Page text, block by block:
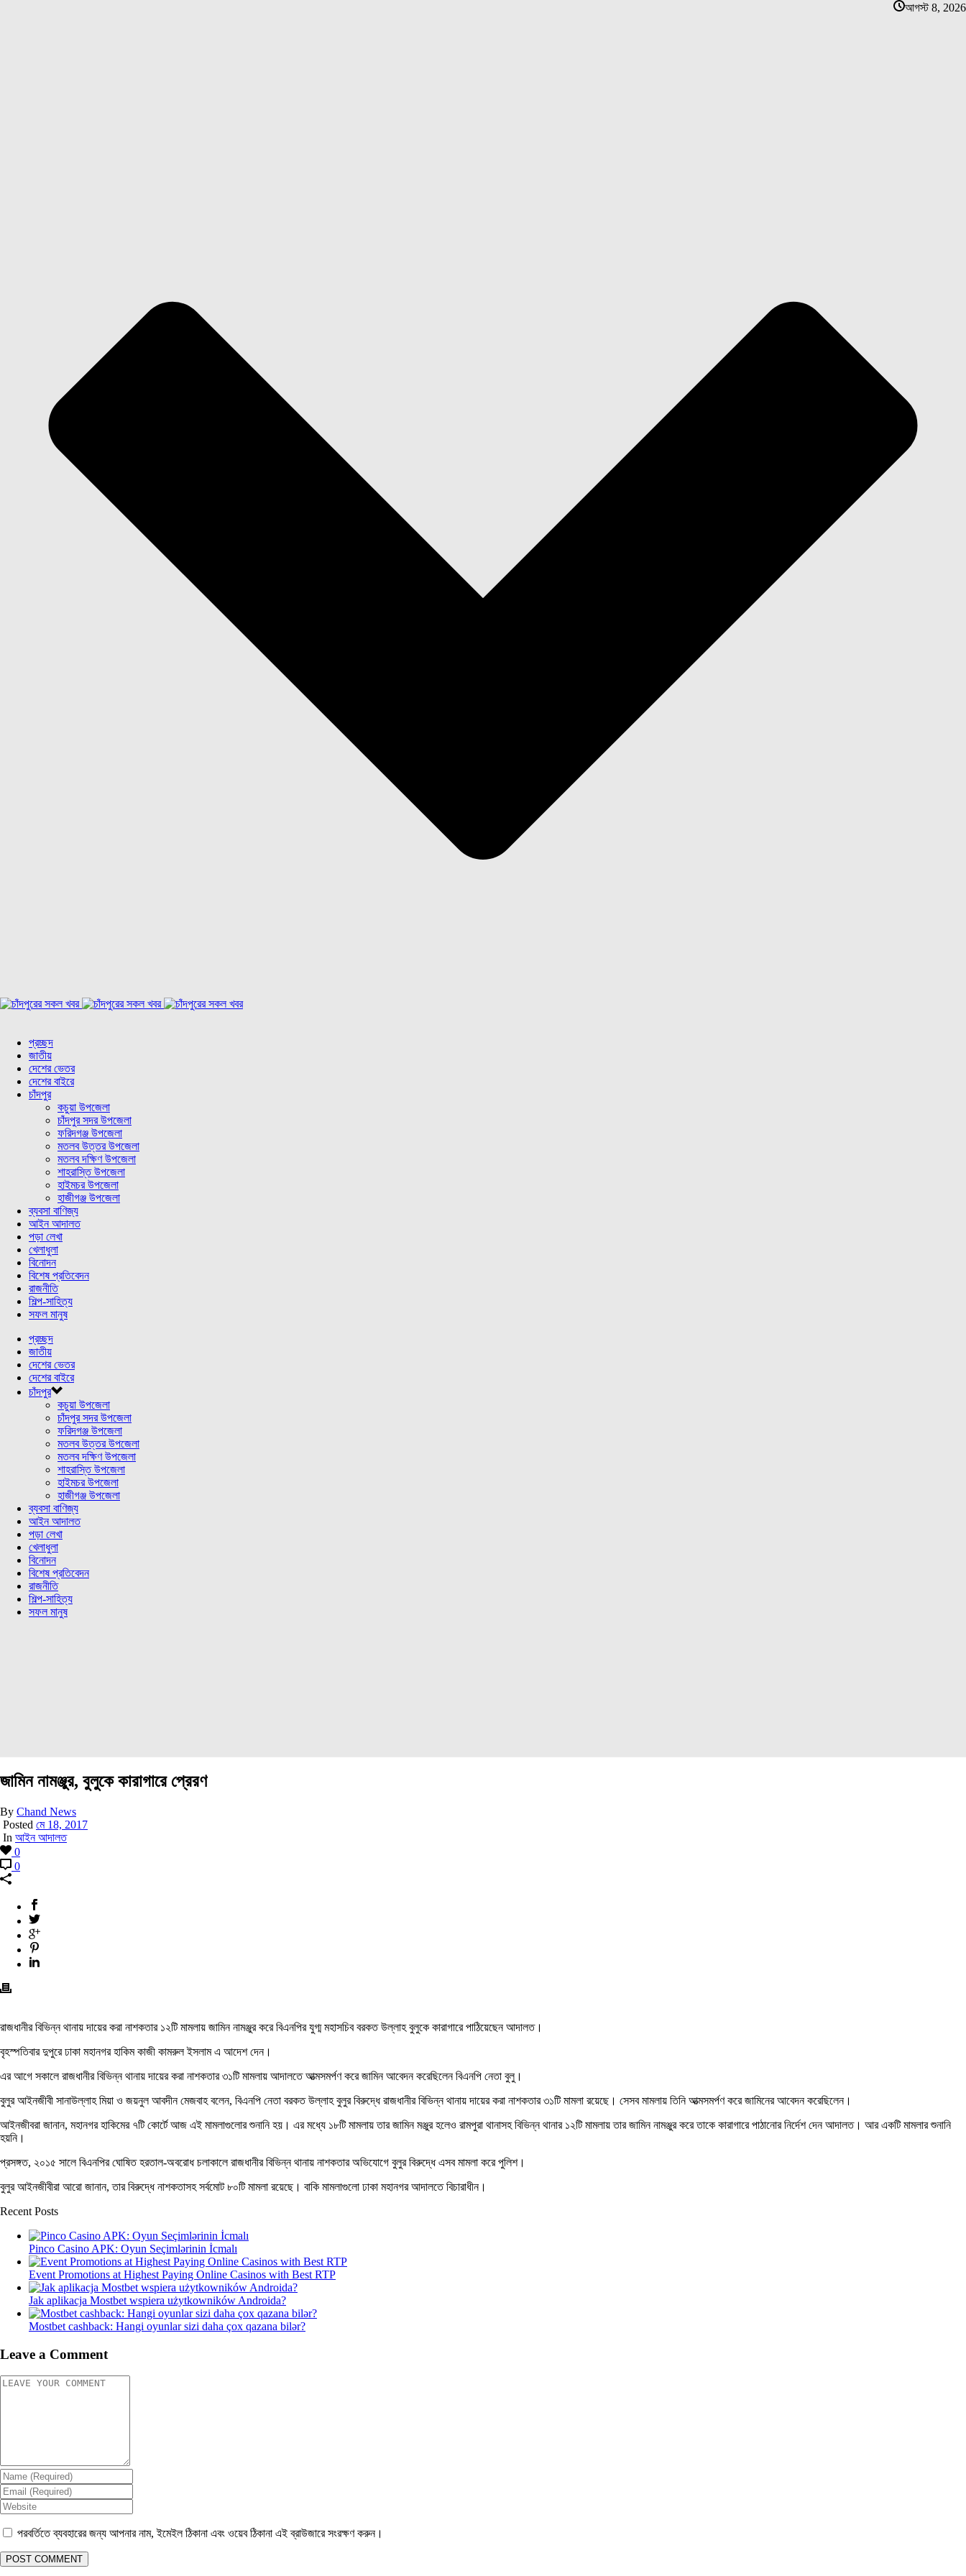
আগস্ট 8, 2026
প্রচ্ছদ
জাতীয়
দেশের ভেতর
দেশের বাইরে
চাঁদপুর
কচুয়া উপজেলা
চাঁদপুর সদর উপজেলা
ফরিদগঞ্জ উপজেলা
মতলব উত্তর উপজেলা
মতলব দক্ষিণ উপজেলা
শাহরাস্তি উপজেলা
হাইমচর উপজেলা
হাজীগঞ্জ উপজেলা
ব্যবসা বাণিজ্য
আইন আদালত
পড়া লেখা
খেলাধুলা
বিনোদন
বিশেষ প্রতিবেদন
রাজনীতি
শিল্প-সাহিত্য
সফল মানুষ
প্রচ্ছদ
জাতীয়
দেশের ভেতর
দেশের বাইরে
চাঁদপুর
কচুয়া উপজেলা
চাঁদপুর সদর উপজেলা
ফরিদগঞ্জ উপজেলা
মতলব উত্তর উপজেলা
মতলব দক্ষিণ উপজেলা
শাহরাস্তি উপজেলা
হাইমচর উপজেলা
হাজীগঞ্জ উপজেলা
ব্যবসা বাণিজ্য
আইন আদালত
পড়া লেখা
খেলাধুলা
বিনোদন
বিশেষ প্রতিবেদন
রাজনীতি
শিল্প-সাহিত্য
সফল মানুষ
জামিন নামঞ্জুর, বুলুকে কারাগারে প্রেরণ
By Chand News
Posted মে 18, 2017
In আইন আদালত
0
0
রাজধানীর বিভিন্ন থানায় দায়ের করা নাশকতার ১২টি মামলায় জামিন নামঞ্জুর করে বিএনপির যুগ্ম মহাসচিব বরকত উল্লাহ বুলুকে কারাগারে পাঠিয়েছেন আদালত।
বৃহস্পতিবার দুপুরে ঢাকা মহানগর হাকিম কাজী কামরুল ইসলাম এ আদেশ দেন।
এর আগে সকালে রাজধানীর বিভিন্ন থানায় দায়ের করা নাশকতার ৩১টি মামলায় আদালতে আত্মসমর্পণ করে জামিন আবেদন করেছিলেন বিএনপি নেতা বুলু।
বুলুর আইনজীবী সানাউল্লাহ মিয়া ও জয়নুল আবদীন মেজবাহ বলেন, বিএনপি নেতা বরকত উল্লাহ বুলুর বিরুদ্ধে রাজধানীর বিভিন্ন থানায় দায়ের করা নাশকতার ৩১টি মামলা রয়েছে। সেসব মামলায় তিনি আত্মসমর্পণ করে জামিনের আবেদন করেছিলেন।
আইনজীবরা জানান, মহানগর হাকিমের ৭টি কোর্টে আজ এই মামলাগুলোর শুনানি হয়। এর মধ্যে ১৮টি মামলায় তার জামিন মঞ্জুর হলেও রামপুরা থানাসহ বিভিন্ন থানার ১২টি মামলায় তার জামিন নামঞ্জুর করে তাকে কারাগারে পাঠানোর নির্দেশ দেন আদালত। আর একটি মামলার শুনানি
হয়নি।
প্রসঙ্গত, ২০১৫ সালে বিএনপির ঘোষিত হরতাল-অবরোধ চলাকালে রাজধানীর বিভিন্ন থানায় নাশকতার অভিযোগে বুলুর বিরুদ্ধে এসব মামলা করে পুলিশ।
বুলুর আইনজীবীরা আরো জানান, তার বিরুদ্ধে নাশকতাসহ সর্বমোট ৮০টি মামলা রয়েছে। বাকি মামলাগুলো ঢাকা মহানগর আদালতে বিচারাধীন।
Recent Posts
Pinco Casino APK: Oyun Seçimlərinin İcmalı
Event Promotions at Highest Paying Online Casinos with Best RTP
Jak aplikacja Mostbet wspiera użytkowników Androida?
Mostbet cashback: Hangi oyunlar sizi daha çox qazana bilər?
Leave a Comment
পরবর্তিতে ব্যবহারের জন্য আপনার নাম, ইমেইল ঠিকানা এবং ওয়েব ঠিকানা এই ব্রাউজারে সংরক্ষণ করুন।